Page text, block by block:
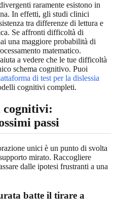
raramente esistono in
In effetti, gli studi clinici
tra differenze di lettura e
Se affronti difficoltà di
una maggiore probabilità di
matematico.
a vedere che le tue difficoltà
schema cognitivo. Puoi
di test per la dislessia
cognitivi completi.
passi
unici è un punto di svolta
mirato. Raccogliere
dalle ipotesi frustranti a una
batte il tirare a